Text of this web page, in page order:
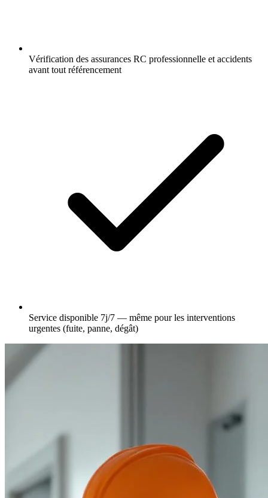
Vérification des assurances RC professionnelle et accidents
avant tout référencement
Service disponible 7j/7 — même pour les interventions
urgentes (fuite, panne, dégât)